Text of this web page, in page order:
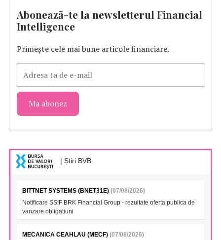
Abonează-te la newsletterul Financial
Intelligence
Primește cele mai bune articole financiare.
| Știri BVB
BITTNET SYSTEMS (BNET31E) (07/08/2026)
Notificare SSIF BRK Financial Group - rezultate oferta publica de
vanzare obligatiuni
MECANICA CEAHLAU (MECF) (07/08/2026)